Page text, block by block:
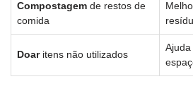
Compostagem de restos de
⁤comida
Doar⁢itens não ‌utilizados